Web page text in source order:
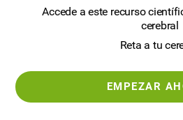
Accede a este recurso
cerebral
Reta a tu
EMPEZAR